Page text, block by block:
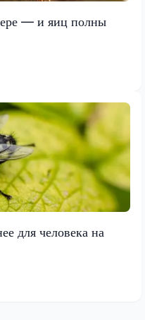
— и яиц полны
для человека на